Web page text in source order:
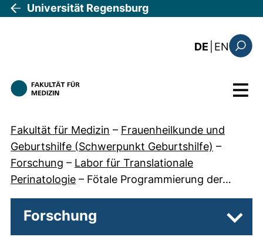
Direkt zum Inhalt
Universität Regensburg
DE EN: the
Menü
Fakultät für Medizin – Frauenheilkunde und
Geburtshilfe (Schwerpunkt Geburtshilfe) –
Forschung – Labor für Translationale
Perinatologie – Fötale Programmierung der…
Forschung